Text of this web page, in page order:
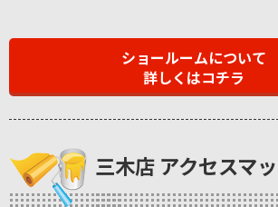
ショールームについて
詳しくはコチラ
三木店 アクセスマ